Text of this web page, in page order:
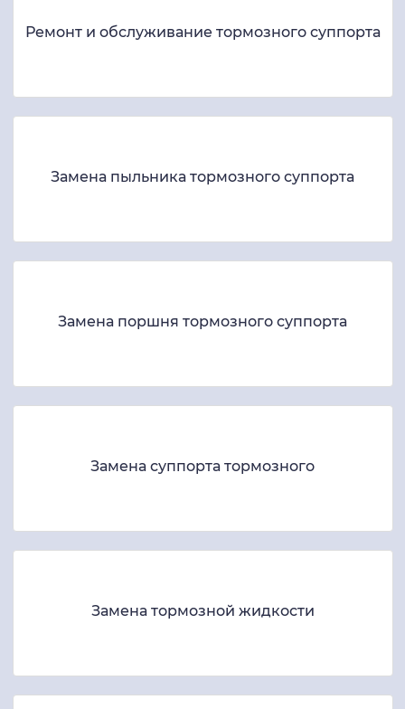
Ремонт и обслуживание тормозного суппорта
Замена пыльника тормозного суппорта
Замена поршня тормозного суппорта
Замена суппорта тормозного
Замена тормозной жидкости